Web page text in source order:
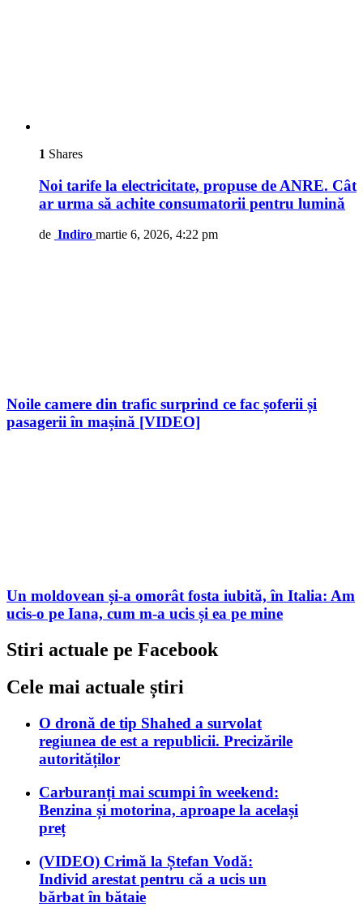
1 Shares
Noi tarife la electricitate, propuse de ANRE. Cât
ar urma să achite consumatorii pentru lumină
de Indiro martie 6, 2026, 4:22 pm
Noile camere din trafic surprind ce fac șoferii și
pasagerii în mașină [VIDEO]
Un moldovean și-a omorât fosta iubită, în Italia: Am
ucis-o pe Iana, cum m-a ucis și ea pe mine
Stiri actuale pe Facebook
Cele mai actuale știri
O dronă de tip Shahed a survolat
regiunea de est a republicii. Precizările
autorităților
Carburanți mai scumpi în weekend:
Benzina și motorina, aproape la același
preț
(VIDEO) Crimă la Ștefan Vodă:
Individ arestat pentru că a ucis un
bărbat în bătaie